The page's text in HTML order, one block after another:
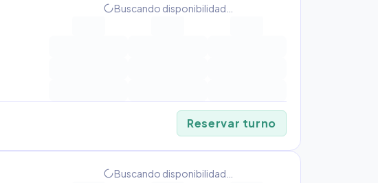
progress_activityBuscando disponibilidad…
Reservar turno
progress_activityBuscando disponibilidad…